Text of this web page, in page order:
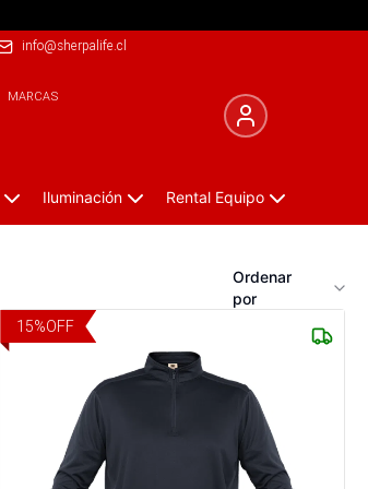
info@sherpalife.cl
MARCAS
Iluminación Rental Equipo
Ordenar
por
15%OFF